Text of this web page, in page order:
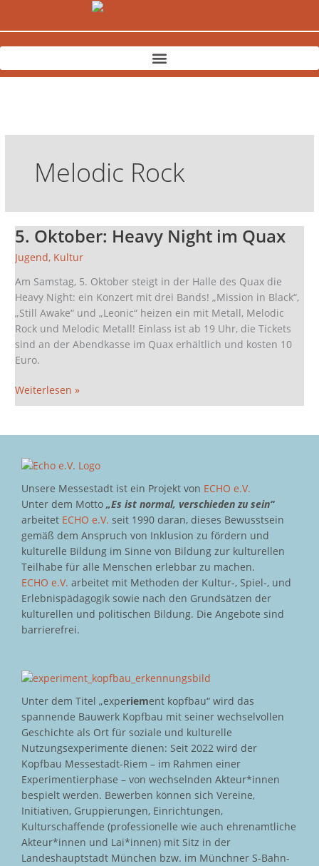
Melodic Rock
5. Oktober: Heavy Night im Quax
Jugend, Kultur
Am Samstag, 5. Oktober steigt in der Halle des Quax die
Heavy Night: ein Konzert mit drei Bands! „Mission in Black“,
„Still Awake“ und „Leonic“ heizen ein mit Metall, Melodic
Rock und Melodic Metall! Einlass ist ab 19 Uhr, die Tickets
sind an der Abendkasse im Quax erhältlich und kosten 10
Euro.
5.
Heavy
Night
im
Quax
Weiterlesen »
Unsere Messestadt ist ein Projekt von ECHO e.V.
Unter dem Motto „Es ist normal, verschieden zu sein“
arbeitet ECHO e.V. seit 1990 daran, dieses Bewusstsein
gemäß dem Anspruch von Inklusion zu fördern und
kulturelle Bildung im Sinne von Bildung zur kulturellen
Teilhabe für alle Menschen erlebbar zu machen.
ECHO e.V. arbeitet mit Methoden der Kultur-, Spiel-, und
Erlebnispädagogik sowie nach den Grundsätzen der
kulturellen und politischen Bildung. Die Angebote sind
barrierefrei.
Unter dem Titel „experiement kopfbau“ wird das
spannende Bauwerk Kopfbau mit seiner wechselvollen
Geschichte als Ort für soziale und kulturelle
Nutzungsexperimente dienen: Seit 2022 wird der
Kopfbau Messestadt-Riem – im Rahmen einer
Experimentierphase – von wechselnden Akteur*innen
bespielt werden. Bewerben können sich Vereine,
Initiativen, Gruppierungen, Einrichtungen,
Kulturschaffende (professionelle wie auch ehrenamtliche
Akteur*innen und Lai*innen) mit Sitz in der
Landeshauptstadt München bzw. im Münchner S-Bahn-